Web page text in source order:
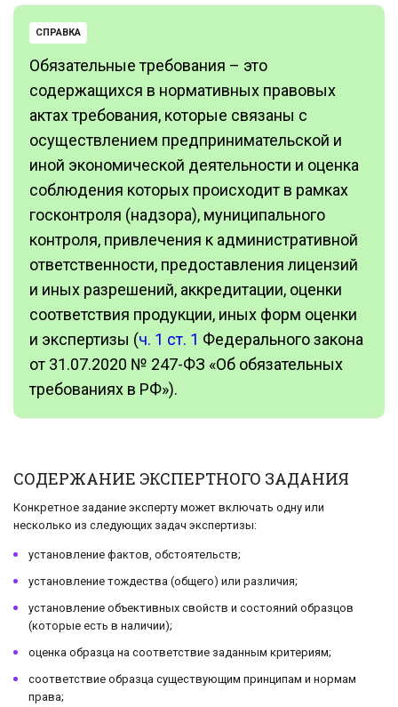
СПРАВКА
Обязательные требования – это
содержащихся в нормативных правовых
актах требования, которые связаны с
осуществлением предпринимательской и
иной экономической деятельности и оценка
соблюдения которых происходит в рамках
госконтроля (надзора), муниципального
контроля, привлечения к административной
ответственности, предоставления лицензий
и иных разрешений, аккредитации, оценки
соответствия продукции, иных форм оценки
и экспертизы (ч. 1 ст. 1 Федерального закона
от 31.07.2020 № 247-ФЗ «Об обязательных
требованиях в РФ»).
СОДЕРЖАНИЕ ЭКСПЕРТНОГО ЗАДАНИЯ
Конкретное задание эксперту может включать одну или
несколько из следующих задач экспертизы:
установление фактов, обстоятельств;
установление тождества (общего) или различия;
установление объективных свойств и состояний образцов
(которые есть в наличии);
оценка образца на соответствие заданным критериям;
соответствие образца существующим принципам и нормам
права;